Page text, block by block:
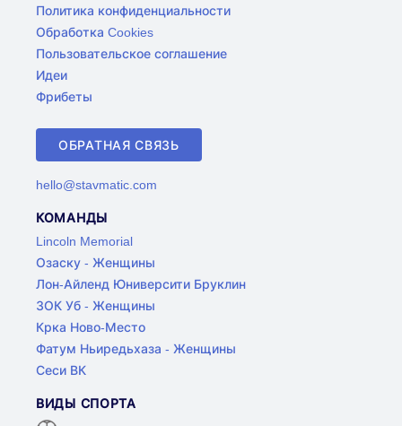
Политика конфиденциальности
Обработка Cookies
Пользовательское соглашение
Идеи
Фрибеты
ОБРАТНАЯ СВЯЗЬ
hello@stavmatic.com
КОМАНДЫ
Lincoln Memorial
Озаску - Женщины
Лон-Айленд Юниверсити Бруклин
ЗОК Уб - Женщины
Крка Ново-Место
Фатум Ньиредьхаза - Женщины
Сеси ВК
ВИДЫ СПОРТА